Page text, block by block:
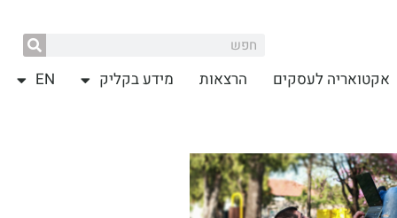
אקטואריה לעסקים הרצאות מידע בקליק EN